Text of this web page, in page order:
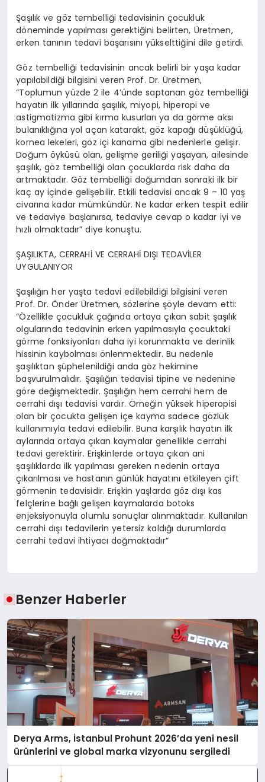
Şaşılık ve göz tembelliği tedavisinin çocukluk
döneminde yapılması gerektiğini belirten, Üretmen,
erken tanının tedavi başarısını yükselttiğini dile getirdi.
Göz tembelliği tedavisinin ancak belirli bir yaşa kadar
yapılabildiği bilgisini veren Prof. Dr. Üretmen,
“Toplumun yüzde 2 ile 4’ünde saptanan göz tembelliği
hayatın ilk yıllarında şaşılık, miyopi, hiperopi ve
astigmatizma gibi kırma kusurları ya da görme aksı
bulanıklığına yol açan katarakt, göz kapağı düşüklüğü,
kornea lekeleri, göz içi kanama gibi nedenlerle gelişir.
Doğum öyküsü olan, gelişme geriliği yaşayan, ailesinde
şaşılık, göz tembelliği olan çocuklarda risk daha da
artmaktadır. Göz tembelliği doğumdan sonraki ilk bir
kaç ay içinde gelişebilir. Etkili tedavisi ancak 9 – 10 yaş
civarına kadar mümkündür. Ne kadar erken tespit edilir
ve tedaviye başlanırsa, tedaviye cevap o kadar iyi ve
hızlı olmaktadır” diye konuştu.
ŞAŞILIKTA, CERRAHİ VE CERRAHİ DIŞI TEDAVİLER
UYGULANIYOR
Şaşılığın her yaşta tedavi edilebildiği bilgisini veren
Prof. Dr. Önder Üretmen, sözlerine şöyle devam etti:
“Özellikle çocukluk çağında ortaya çıkan sabit şaşılık
olgularında tedavinin erken yapılmasıyla çocuktaki
görme fonksiyonları daha iyi korunmakta ve derinlik
hissinin kaybolması önlenmektedir. Bu nedenle
şaşılıktan şüphelenildiği anda göz hekimine
başvurulmalıdır. Şaşılığın tedavisi tipine ve nedenine
göre değişmektedir. Şaşılığın hem cerrahi hem de
cerrahi dışı tedavisi vardır. Örneğin yüksek hiperopisi
olan bir çocukta gelişen içe kayma sadece gözlük
kullanımıyla tedavi edilebilir. Buna karşılık hayatın ilk
aylarında ortaya çıkan kaymalar genellikle cerrahi
tedavi gerektirir. Erişkinlerde ortaya çıkan ani
şaşılıklarda ilk yapılması gereken nedenin ortaya
çıkarılması ve hastanın günlük hayatını etkileyen çift
görmenin tedavisidir. Erişkin yaşlarda göz dışı kas
felçlerine bağlı gelişen kaymalarda botoks
enjeksiyonuyla olumlu sonuçlar alınmaktadır. Kullanılan
cerrahi dışı tedavilerin yetersiz kaldığı durumlarda
cerrahi tedavi ihtiyacı doğmaktadır”
Benzer Haberler
Derya Arms, İstanbul Prohunt 2026’da yeni nesil
ürünlerini ve global marka vizyonunu sergiledi